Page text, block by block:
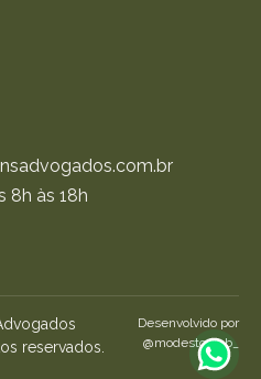
8h às 18h
reservados.
Desenvolvido por
@modestoweb_